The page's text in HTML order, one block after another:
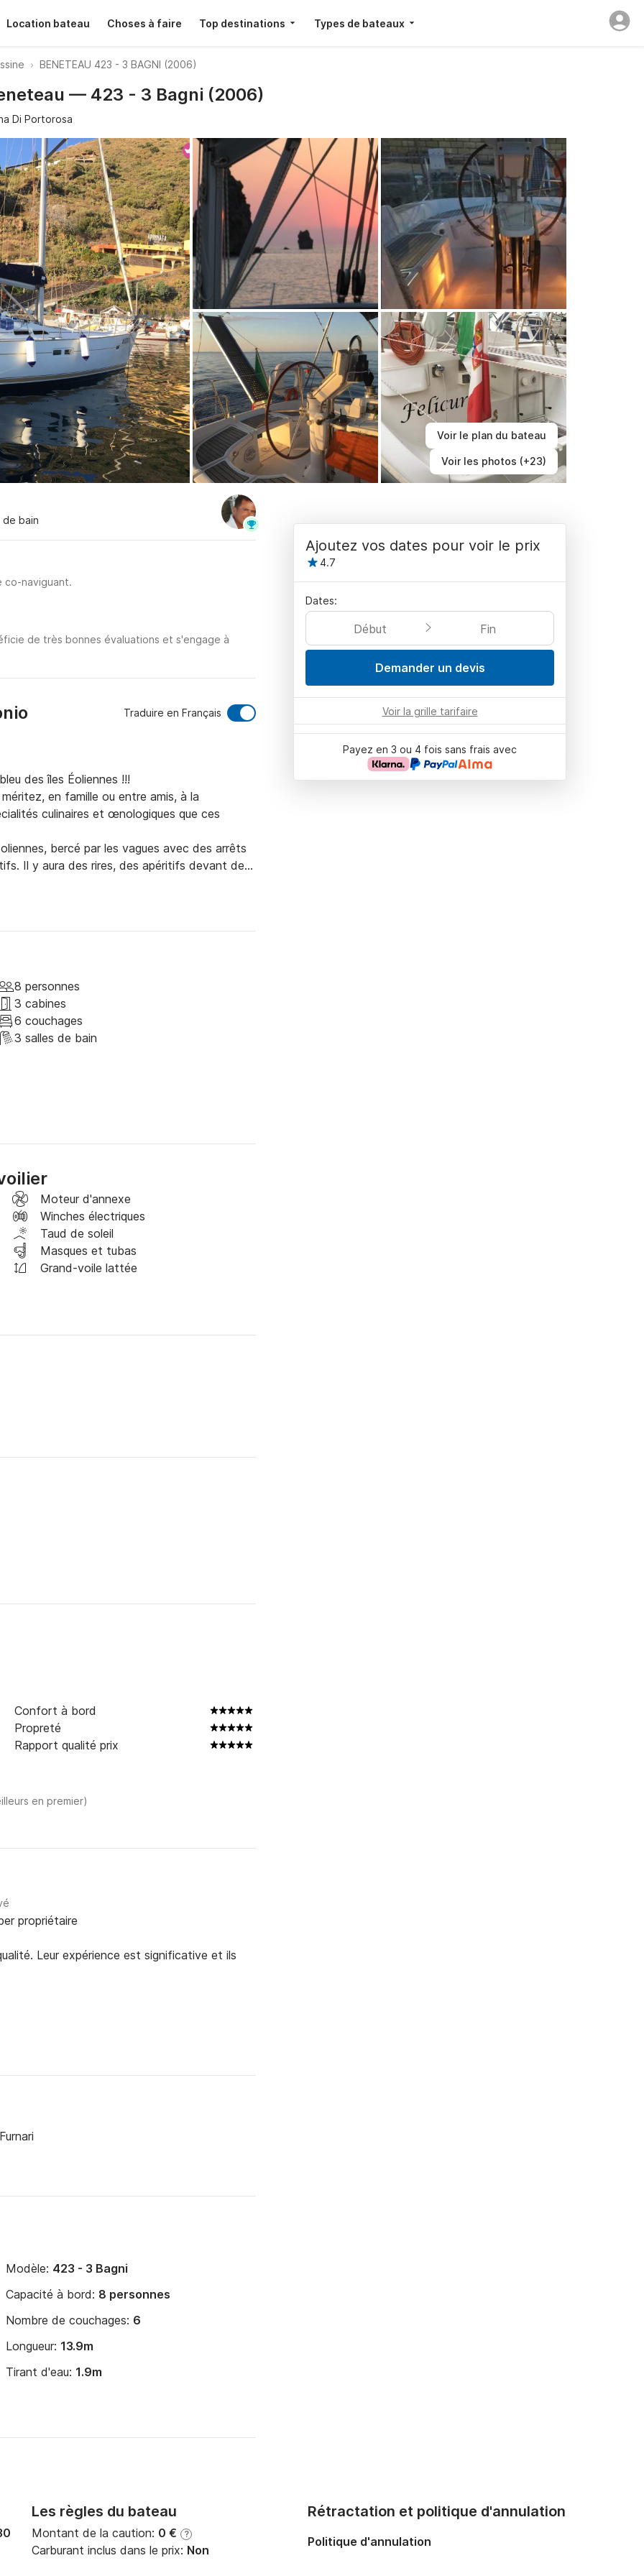
Location bateau Choses à faire Top destinations Types de bateaux
BENETEAU 423 - 3 BAGNI (2006)
Voir le plan du bateau
Voir les photos (+23)
— 423 - 3 Bagni (2006)
Di Portorosa
de bain
co-naviguant.
de très bonnes évaluations et s'engage à
Traduire en Français
des îles Éoliennes !!!
en famille ou entre amis, à la
culinaires et œnologiques que ces
bercé par les vagues avec des arrêts
Il y aura des rires, des apéritifs devant des
expérience que nous allons vivre
Il peut accueillir 10 personnes mais pour un
dans les trois cabines. Le prix du bateau
et comprend l'utilisation du bateau.
ajoutés à ce montant:
Euro 1050 (une semaine)
skipper et de l'hôtesse éventuelle sera
8 personnes
3 cabines
6 couchages
3 salles de bain
Moteur d'annexe
Winches électriques
Taud de soleil
Masques et tubas
Grand-voile lattée
Confort à bord
Propreté
Rapport qualité prix
en premier)
propriétaire
Leur expérience est significative et ils
Modèle: 423 - 3 Bagni
Capacité à bord: 8 personnes
Nombre de couchages: 6
Longueur: 13.9m
Tirant d'eau: 1.9m
Ajoutez vos dates pour voir le prix
4.7
Dates:
Début Fin
Demander un devis
Voir la grille tarifaire
Payez en 3 ou 4 fois sans frais avec
Les règles du bateau
Montant de la caution: 0 € ?
Carburant inclus dans le prix: Non
Rétractation et politique d'annulation
Politique d'annulation